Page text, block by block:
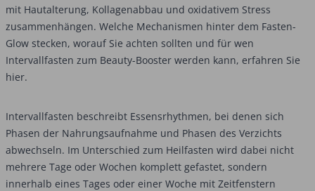
mit Hautalterung, Kollagenabbau und oxidativem Stress
zusammenhängen. Welche Mechanismen hinter dem Fasten-
Glow stecken, worauf Sie achten sollten und für wen
Intervallfasten zum Beauty-Booster werden kann, erfahren Sie
hier.
Intervallfasten beschreibt Essensrhythmen, bei denen sich
Phasen der Nahrungsaufnahme und Phasen des Verzichts
abwechseln. Im Unterschied zum Heilfasten wird dabei nicht
mehrere Tage oder Wochen komplett gefastet, sondern
innerhalb eines Tages oder einer Woche mit Zeitfenstern